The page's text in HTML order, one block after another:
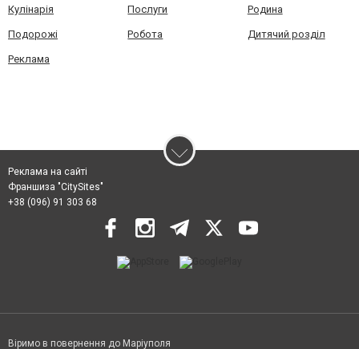
Кулінарія Послуги Родина
Подорожі Робота Дитячий розділ
Реклама
Реклама на сайті
Франшиза "CitySites"
+38 (096) 91 303 68
Віримо в повернення до Маріуполя